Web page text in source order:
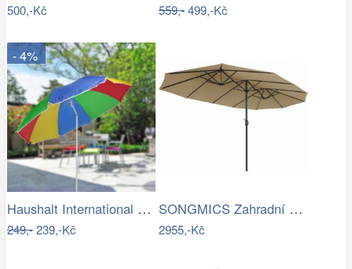
500,-Kč 559,-499,-Kč
- 4%
Haushalt International Slunečník duhový…
249,-239,-Kč
SONGMICS Zahradní slunečník Lyre šedý
2955,-Kč